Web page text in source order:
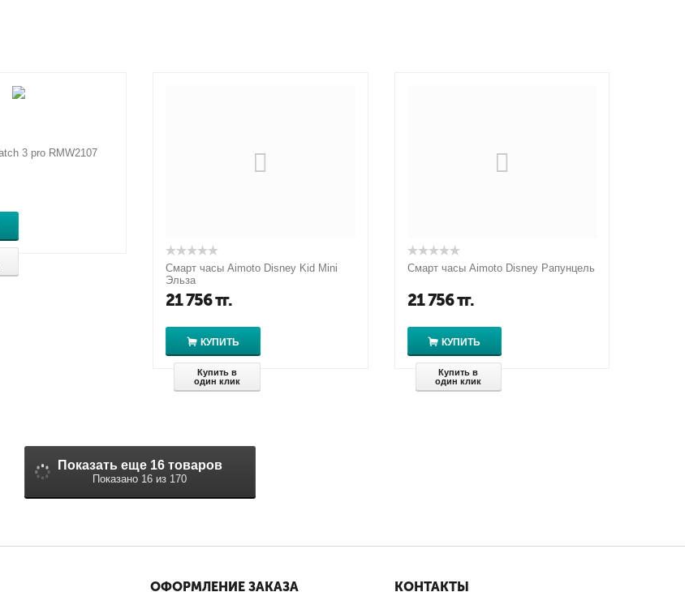
3 pro RMW2107
Смарт часы Aimoto Disney Kid Mini
Эльза
21 756тг.
КУПИТЬ
Купить в
один клик
Смарт часы Aimoto Disney Рапунцель
21 756тг.
КУПИТЬ
Купить в
один клик
Показать еще 16 товаров
Показано 16 из 170
ОФОРМЛЕНИЕ ЗАКАЗА КОНТАКТЫ